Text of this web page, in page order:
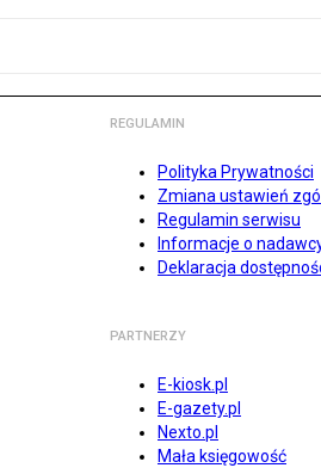
REGULAMIN
Polityka Prywatności
Zmiana ustawień
Regulamin serwisu
Informacje o
Deklaracja
PARTNERZY
E-kiosk.pl
E-gazety.pl
Nexto.pl
Mała księgowość